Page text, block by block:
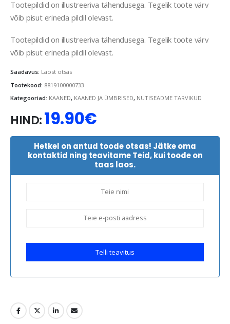
Tootepildid on illustreeriva tähendusega. Tegelik toote värv
võib pisut erineda pildil olevast.
Tootepildid on illustreeriva tähendusega. Tegelik toote värv
võib pisut erineda pildil olevast.
Saadavus: Laost otsas
Tootekood: 8819100000733
Kategooriad: KAANED, KAANED JA ÜMBRISED, NUTISEADME TARVIKUD
HIND:19.90€
Hetkel on antud toode otsas! Jätke oma
kontaktid ning teavitame Teid, kui toode on
taas laos.
Telli teavitus